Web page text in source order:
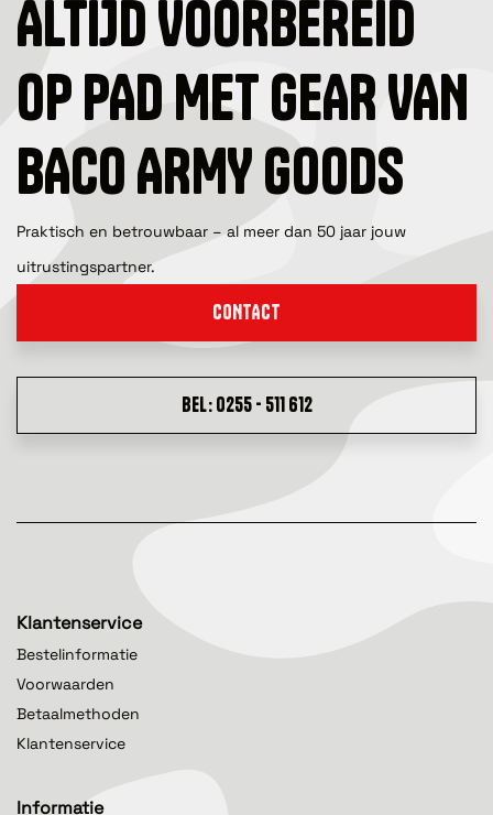
ALTIJD VOORBEREID
OP PAD MET GEAR VAN
BACO ARMY GOODS
Praktisch en betrouwbaar – al meer dan 50 jaar jouw
uitrustingspartner.
CONTACT
BEL: 0255 - 511 612
Klantenservice
Bestelinformatie
Voorwaarden
Betaalmethoden
Klantenservice
Informatie